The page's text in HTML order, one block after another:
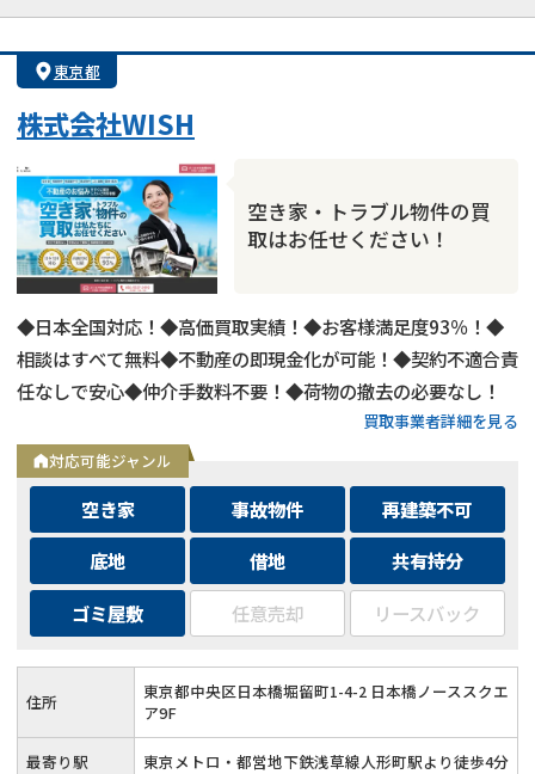
決済までが早い
1億円以上の買取可
業歴10年以上
業者案件歓迎
士業連携有り
東京都
株式会社WISH
空き家・トラブル物件の買
取はお任せください！
◆日本全国対応！◆高価買取実績！◆お客様満足度93％！◆
相談はすべて無料◆不動産の即現金化が可能！◆契約不適合責
任なしで安心◆仲介手数料不要！◆荷物の撤去の必要なし！
買取事業者詳細を見る
対応可能ジャンル
空き家 事故物件
再建築不可
底地
借地
共有持分
ゴミ屋敷
任意売却 リースバック
住所
東京都中央区日本橋堀留町1-4-2 日本橋ノーススクエ
ア9F
最寄り駅 東京メトロ・都営地下鉄浅草線人形町駅より徒歩4分